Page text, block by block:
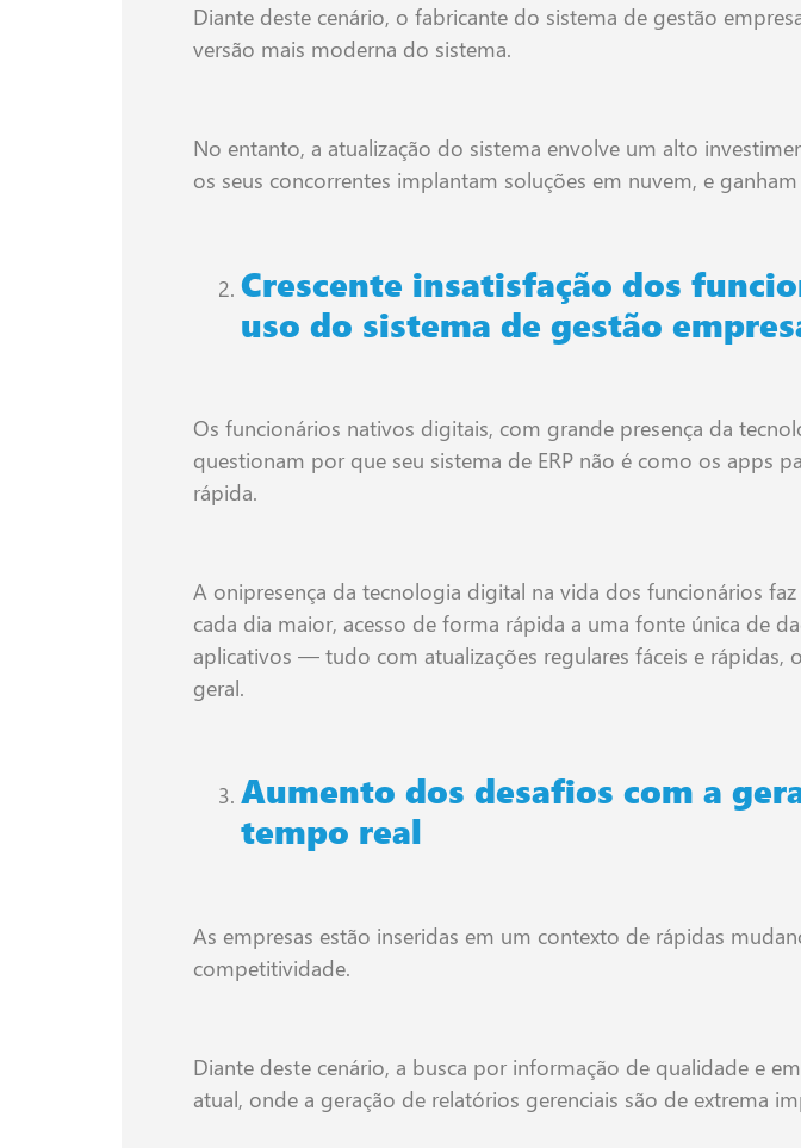
Diante deste cenário, o fabricante do sistema de gestão
versão mais moderna do sistema.
No entanto, a atualização do sistema envolve um alto
os seus concorrentes implantam soluções em nuvem, e
Crescente insatisfação dos
uso do sistema de gestão
Os funcionários nativos digitais, com grande presença da
questionam por que seu sistema de ERP não é como os apps
rápida.
A onipresença da tecnologia digital na vida dos funcionários
cada dia maior, acesso de forma rápida a uma fonte única de
aplicativos — tudo com atualizações regulares fáceis e
geral.
Aumento dos desafios com a
tempo real
As empresas estão inseridas em um contexto de rápidas
competitividade.
Diante deste cenário, a busca por informação de qualidade e
atual, onde a geração de relatórios gerenciais são de extrema